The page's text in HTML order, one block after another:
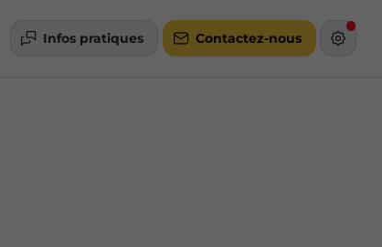
Infos pratiques Contactez-nous